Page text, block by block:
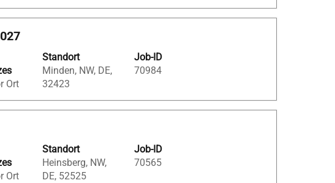
Ort
Standort
Minden, NW, DE,
32423
Job-ID
70984
Ort
Standort
Heinsberg, NW,
DE, 52525
Job-ID
70565